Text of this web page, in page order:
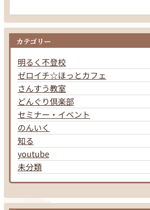
カテゴリー
明るく不登校
ゼロイチ☆ほっとカフェ
さんすう教室
どんぐり倶楽部
セミナー・イベント
のんいく
知る
youtube
未分類